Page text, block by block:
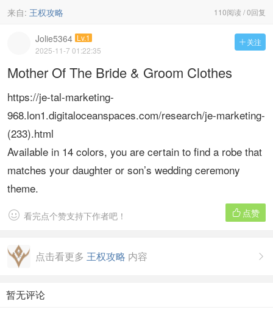
110阅读 / 0回复
来自: 王权攻略
 关注
Jolie5364 Lv.1
2025-11-7 01:22:35
Mother Of The Bride & Groom Clothes
https://je-tal-marketing-
968.lon1.digitaloceanspaces.com/research/je-marketing-
(233).html
Available in 14 colors, you are certain to find a robe that
matches your daughter or son’s wedding ceremony
theme.
 点赞
 看完点个赞支持下作者吧！

点击看更多 王权攻略 内容
暂无评论